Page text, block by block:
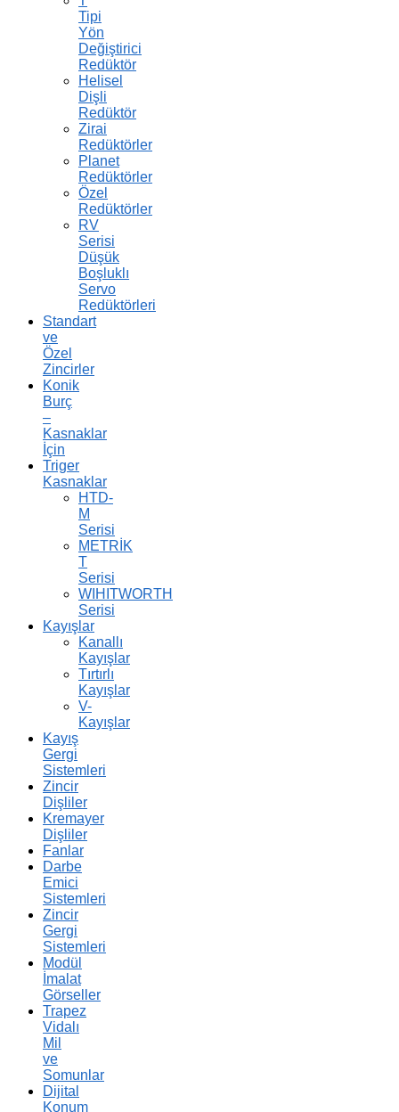
Tipi
Yön
Değiştirici
Redüktör
Helisel
Dişli
Redüktör
Zirai
Redüktörler
Planet
Redüktörler
Özel
Redüktörler
RV
Serisi
Düşük
Boşluklı
Servo
Redüktörleri
Standart
ve
Özel
Zincirler
Konik
Burç
–
Kasnaklar
İçin
Triger
Kasnaklar
HTD-
M
Serisi
METRİK
T
Serisi
WIHITWORTH
Serisi
Kayışlar
Kanallı
Kayışlar
Tırtırlı
Kayışlar
V-
Kayışlar
Kayış
Gergi
Sistemleri
Zincir
Dişliler
Kremayer
Dişliler
Fanlar
Darbe
Emici
Sistemleri
Zincir
Gergi
Sistemleri
Modül
İmalat
Görseller
Trapez
Vidalı
Mil
ve
Somunlar
Dijital
Konum